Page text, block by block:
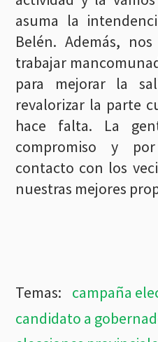
asuma la
Belén. Además,
trabajar
para mejorar la
revalorizar la parte
hace falta. La
compromiso y
contacto con los
nuestras mejores
campaña
candidato a